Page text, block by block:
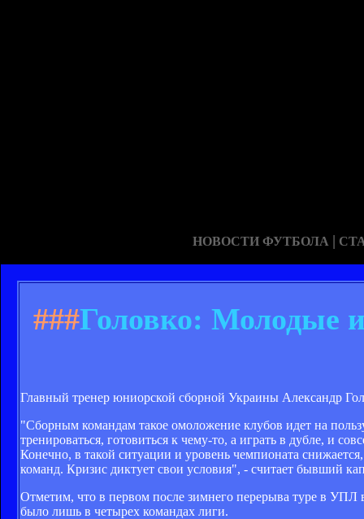
НОВОСТИ ФУТБОЛА |
###Головко: Молодые
Главный тренер юниорской сборной Украины Александр
"Сборным командам такое омоложение клубов идет на
тренироваться, готовиться к чему-то, а играть в дубле, и
Конечно, в такой ситуации и уровень чемпионата
команд. Кризис диктует свои условия", - считает бывший
Отметим, что в первом после зимнего перерыва туре в УПЛ
было лишь в четырех командах лиги.